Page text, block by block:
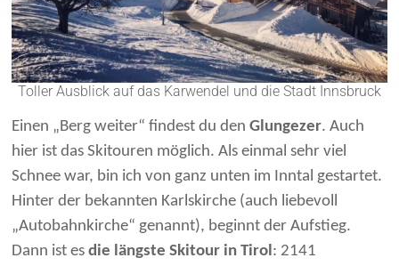
Toller Ausblick auf das Karwendel und die Stadt Innsbruck
Einen „Berg weiter“ findest du denGlungezer. Auch
hier ist das Skitouren möglich. Als einmal sehr viel
Schnee war, bin ich von ganz unten im Inntal gestartet.
Hinter der bekannten Karlskirche (auch liebevoll
„Autobahnkirche“ genannt), beginnt der Aufstieg.
Dann ist esdie längste Skitour in Tirol: 2141